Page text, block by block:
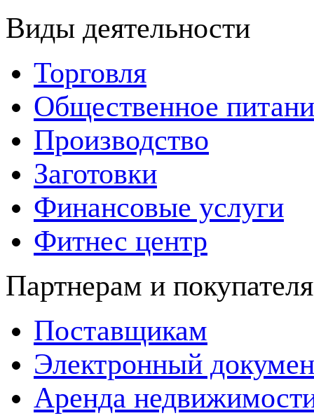
Виды деятельности
Торговля
Общественное
Производство
Заготовки
Финансовые услуги
Фитнес центр
Партнерам и
Поставщикам
Электронный
Аренда